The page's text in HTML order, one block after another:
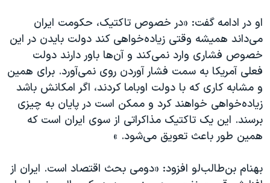
او در ادامه گفت: «در خصوص تاکتیک، حکومت ایران
می‌داند همیشه وقتی زیاده‌خواهی کند دولت بایدن در این
خصوص فشاری وارد نمی‌کند و آن‌ها باور دارند دولت
فعلی آمریکا به سمت فشار آوردن روی نمی‌آورد. برای همین
و مشابه کاری که با دولت اوباما کردند، اگر امکانش باشد
زیاده‌خواهی خواهند کرد و ممکن است در پایان به چیزی
برسند. این یک تاکتیک مذاکراتی از سوی ایران است که
همین طور باعث تعویق می‌شود. »
بهنام بن‌طالب‌لو افزود: «دومی بحث اقتصاد است. ایران از